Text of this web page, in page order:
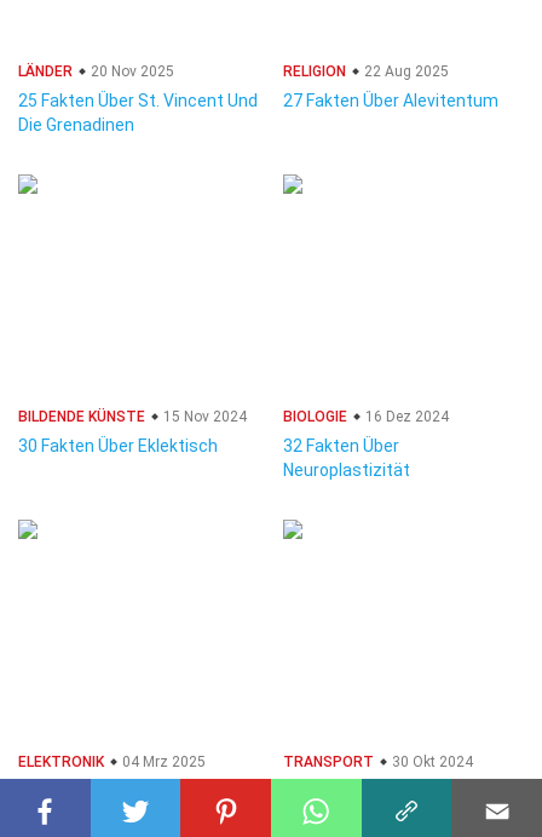
LÄNDER 20 Nov 2025
25 Fakten Über St. Vincent Und
Die Grenadinen
RELIGION 22 Aug 2025
27 Fakten Über Alevitentum
BILDENDE KÜNSTE 15 Nov 2024
30 Fakten Über Eklektisch
BIOLOGIE 16 Dez 2024
32 Fakten Über
Neuroplastizität
ELEKTRONIK 04 Mrz 2025
Tuner
TRANSPORT 30 Okt 2024